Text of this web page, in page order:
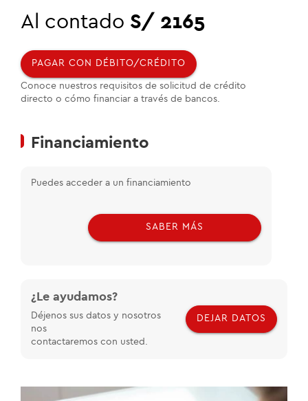
Al contado S/ 2165
PAGAR CON DÉBITO/CRÉDITO
Conoce nuestros requisitos de solicitud de crédito
directo o cómo financiar a través de bancos.
Financiamiento
Puedes acceder a un financiamiento
SABER MÁS
¿Le ayudamos?
Déjenos sus datos y nosotros
nos
contactaremos con usted.
DEJAR DATOS